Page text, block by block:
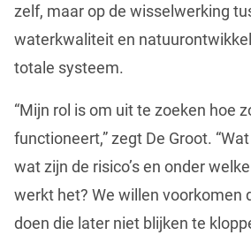
zelf, maar op de wisselwerking
waterkwaliteit en
totale systeem.
“Mijn rol is om uit te zoeken hoe
functioneert,” zegt De Groot.
wat zijn de risico’s en onder
werkt het? We willen voorkomen
doen die later niet blijken te